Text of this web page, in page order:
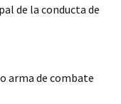
de la conducta de
arma de combate